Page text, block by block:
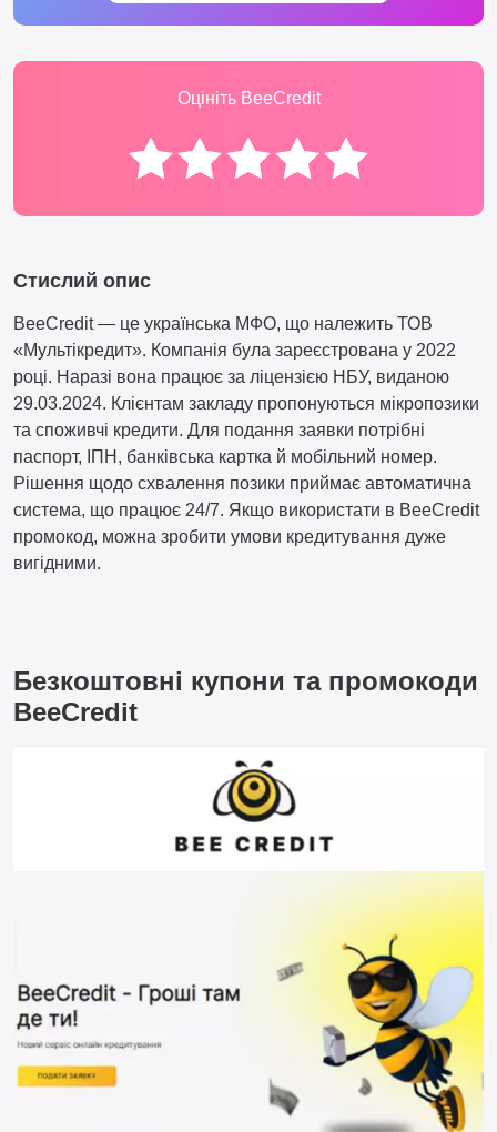
Оцініть BeeCredit
Безкоштовні купони та промокоди
BeeCredit
Стислий опис
BeeCredit — це українська МФО, що належить ТОВ
«Мультікредит». Компанія була зареєстрована у 2022
році. Наразі вона працює за ліцензією НБУ, виданою
29.03.2024. Клієнтам закладу пропонуються мікропозики
та споживчі кредити. Для подання заявки потрібні
паспорт, ІПН, банківська картка й мобільний номер.
Рішення щодо схвалення позики приймає автоматична
система, що працює 24/7. Якщо використати в BeeCredit
промокод, можна зробити умови кредитування дуже
вигідними.